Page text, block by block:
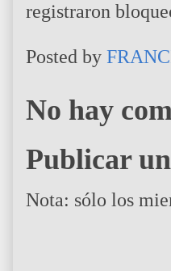
registraron
Posted by
No hay
Publicar
Nota: sólo los